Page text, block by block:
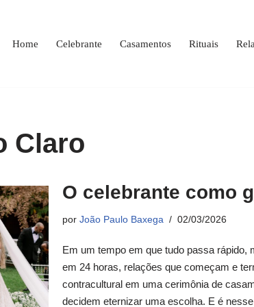
Home Celebrante Casamentos Rituais
Claro
O celebrante como
porJoão Paulo Baxega 02/03/2026
Em um tempo em que tudo passa rápido,
em 24 horas, relações que começam e
contracultural em uma cerimônia de
decidem eternizar uma escolha. E é